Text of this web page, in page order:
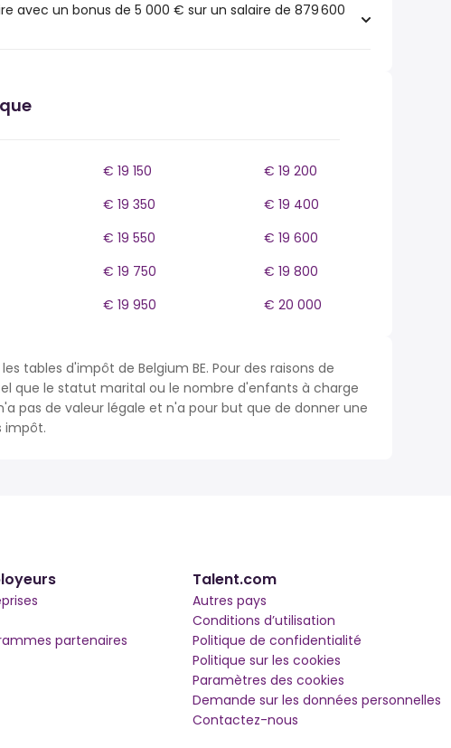
avec un bonus de 5 000 € sur un salaire de 879 600
€ 19 150
€ 19 200
€ 19 350
€ 19 400
€ 19 550
€ 19 600
€ 19 750
€ 19 800
€ 19 950 € 20 000
tables d'impôt de Belgium BE. Pour des raisons de
que le statut marital ou le nombre d'enfants à charge
pas de valeur légale et n'a pour but que de donner une
impôt.
partenaires
Talent.com
Autres pays
Conditions d’utilisation
Politique de confidentialité
Politique sur les cookies
Paramètres des cookies
Demande sur les données personnelles
Contactez-nous